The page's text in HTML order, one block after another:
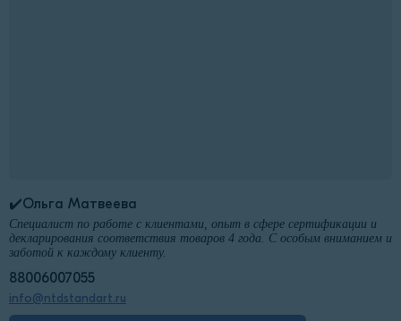
✔️Ольга Матвеева
Специалист по работе с клиентами, опыт в сфере сертификации и
декларирования соответствия товаров 4 года. С особым вниманием и
заботой к каждому клиенту.
88006007055
info@ntdstandart.ru